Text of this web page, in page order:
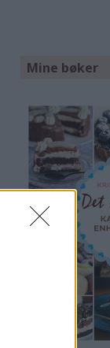
Mine bøker